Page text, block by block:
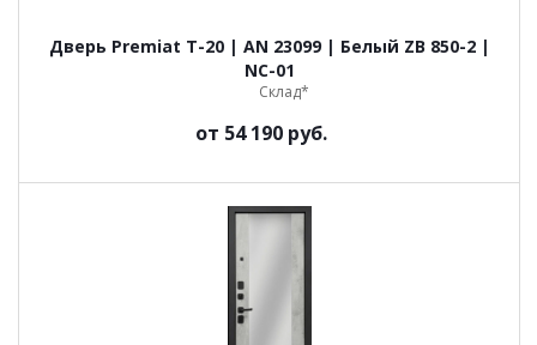
Дверь Premiat Т-20 | AN 23099 | Белый ZB 850-2 |
NC-01
Склад*
от 54 190 руб.